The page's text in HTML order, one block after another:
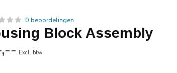
0 beoordelingen
Block Assembly
Excl. btw